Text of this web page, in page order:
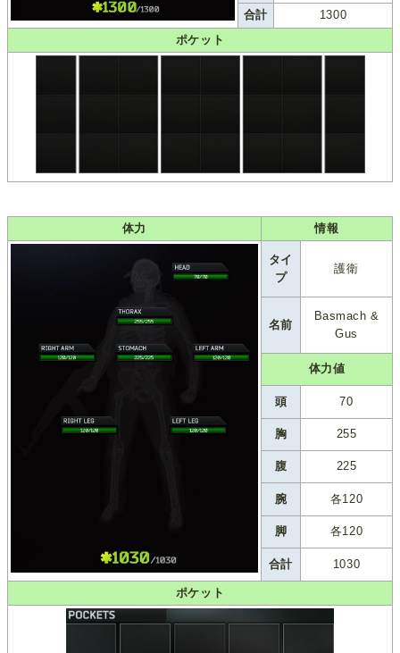
合計
1300
ポケット
体力 情報
タイ
プ
護衛
名前
Basmach &
Gus
体力値
頭 70
胸 255
腹 225
腕 各120
脚 各120
合計 1030
ポケット